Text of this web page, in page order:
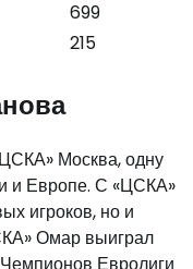
699
215
Москва, одну
и Европе. С «ЦСКА»
игроков, но и
Омар выиграл
Евролиги